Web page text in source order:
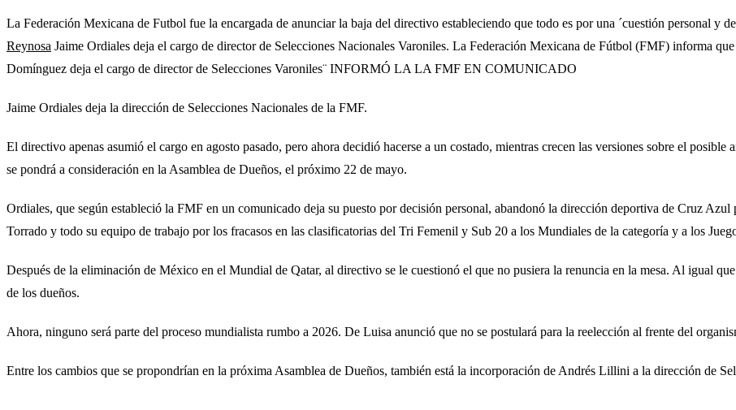
La Federación Mexicana de Futbol fue la encargada de anunciar la baja del directivo estableciendo que todo es por una ´cuestión personal y
Reynosa Jaime Ordiales deja el cargo de director de Selecciones Nacionales Varoniles. La Federación Mexicana de Fútbol (FMF) informa
Domínguez deja el cargo de director de Selecciones Varoniles¨ INFORMÓ LA LA FMF EN COMUNICADO
Jaime Ordiales deja la dirección de Selecciones Nacionales de la FMF.
El directivo apenas asumió el cargo en agosto pasado, pero ahora decidió hacerse a un costado, mientras crecen las versiones sobre el
se pondrá a consideración en la Asamblea de Dueños, el próximo 22 de mayo.
Ordiales, que según estableció la FMF en un comunicado deja su puesto por decisión personal, abandonó la dirección deportiva de Cruz
Torrado y todo su equipo de trabajo por los fracasos en las clasificatorias del Tri Femenil y Sub 20 a los Mundiales de la categoría y a los
Después de la eliminación de México en el Mundial de Qatar, al directivo se le cuestionó el que no pusiera la renuncia en la mesa. Al igual
de los dueños.
Ahora, ninguno será parte del proceso mundialista rumbo a 2026. De Luisa anunció que no se postulará para la reelección al frente del
Entre los cambios que se propondrían en la próxima Asamblea de Dueños, también está la incorporación de Andrés Lillini a la dirección de